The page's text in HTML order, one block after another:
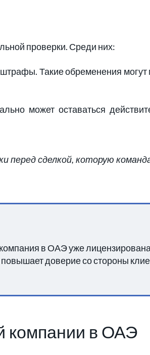
проверки. Среди них:
Такие обременения могут
может оставаться
сделкой, которую команда
в ОАЭ уже
доверие со стороны
компании в ОАЭ